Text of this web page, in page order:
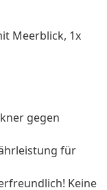
Meerblick, 1x
gegen
für
Keine